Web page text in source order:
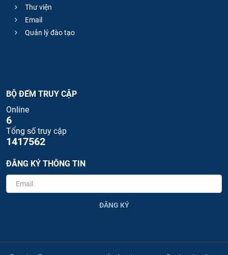
Thư viện
Email
Quản lý đào tạo
BỘ ĐẾM TRUY CẬP
Online
6
Tổng số truy cập
1417562
ĐĂNG KÝ THÔNG TIN
ĐĂNG KÝ